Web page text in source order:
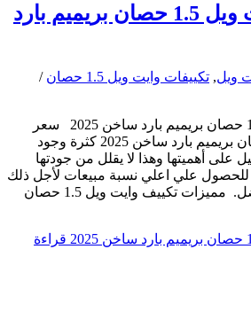
سعر تكييف وايت ويل 1.5 حصان بريميم بارد
ويل, تكييفات وايت ويل 1.5 حصان
/
سعر تكييف وايت ويل 1.5 حصان بريميم بارد ساخن 2025 سعر
تكييف وايت ويل 1.5 حصان بريميم بارد ساخن 2025 كثرة وجود
على أهميتها وهذا لا يقلل من جودتها
للحصول علي اعلي نسبة مبيعات لأجل ذلك
كانت وايت ويل هي الأفضل. مميزات تكييف وايت ويل 1.5 حصان
قراءة